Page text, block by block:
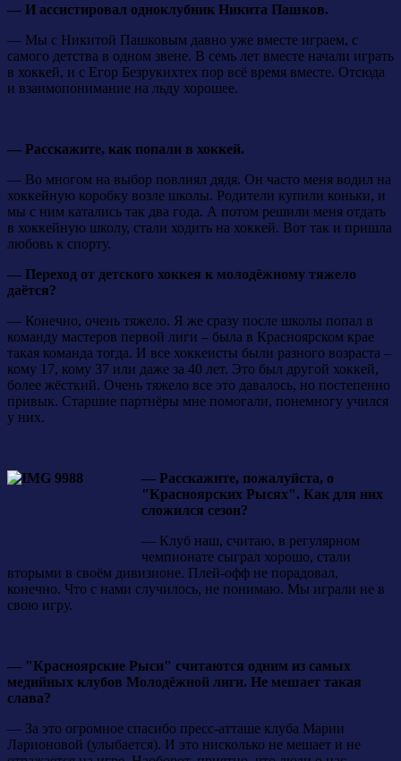
— И ассистировал одноклубник Никита Пашков.
— Мы с Никитой Пашковым давно уже вместе играем, с
самого детства в одном звене. В семь лет вместе начали играть
в хоккей, и с Егор Безрукихтех пор всё время вместе. Отсюда
и взаимопонимание на льду хорошее.
— Расскажите, как попали в хоккей.
— Во многом на выбор повлиял дядя. Он часто меня водил на
хоккейную коробку возле школы. Родители купили коньки, и
мы с ним катались так два года. А потом решили меня отдать
в хоккейную школу, стали ходить на хоккей. Вот так и пришла
любовь к спорту.
— Переход от детского хоккея к молодёжному тяжело
даётся?
— Конечно, очень тяжело. Я же сразу после школы попал в
команду мастеров первой лиги – была в Красноярском крае
такая команда тогда. И все хоккеисты были разного возраста –
кому 17, кому 37 или даже за 40 лет. Это был другой хоккей,
более жёсткий. Очень тяжело все это давалось, но постепенно
привык. Старшие партнёры мне помогали, понемногу учился
у них.
— Расскажите, пожалуйста, о
"Красноярских Рысях". Как для них
сложился сезон?
— Клуб наш, считаю, в регулярном
чемпионате сыграл хорошо, стали
вторыми в своём дивизионе. Плей-офф не порадовал,
конечно. Что с нами случилось, не понимаю. Мы играли не в
свою игру.
— "Красноярские Рыси" считаются одним из самых
медийных клубов Молодёжной лиги. Не мешает такая
слава?
— За это огромное спасибо пресс-атташе клуба Марии
Ларионовой (улыбается). И это нисколько не мешает и не